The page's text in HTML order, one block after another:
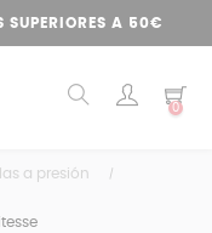
A 50€
0
a presión